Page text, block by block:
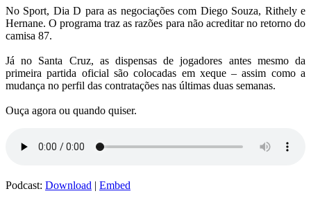
No Sport, Dia D para as negociações com Diego Souza, Rithely e
Hernane. O programa traz as razões para não acreditar no retorno do
camisa 87.
Já no Santa Cruz, as dispensas de jogadores antes mesmo da
primeira partida oficial são colocadas em xeque – assim como a
mudança no perfil das contratações nas últimas duas semanas.
Ouça agora ou quando quiser.
Podcast: Download | Embed